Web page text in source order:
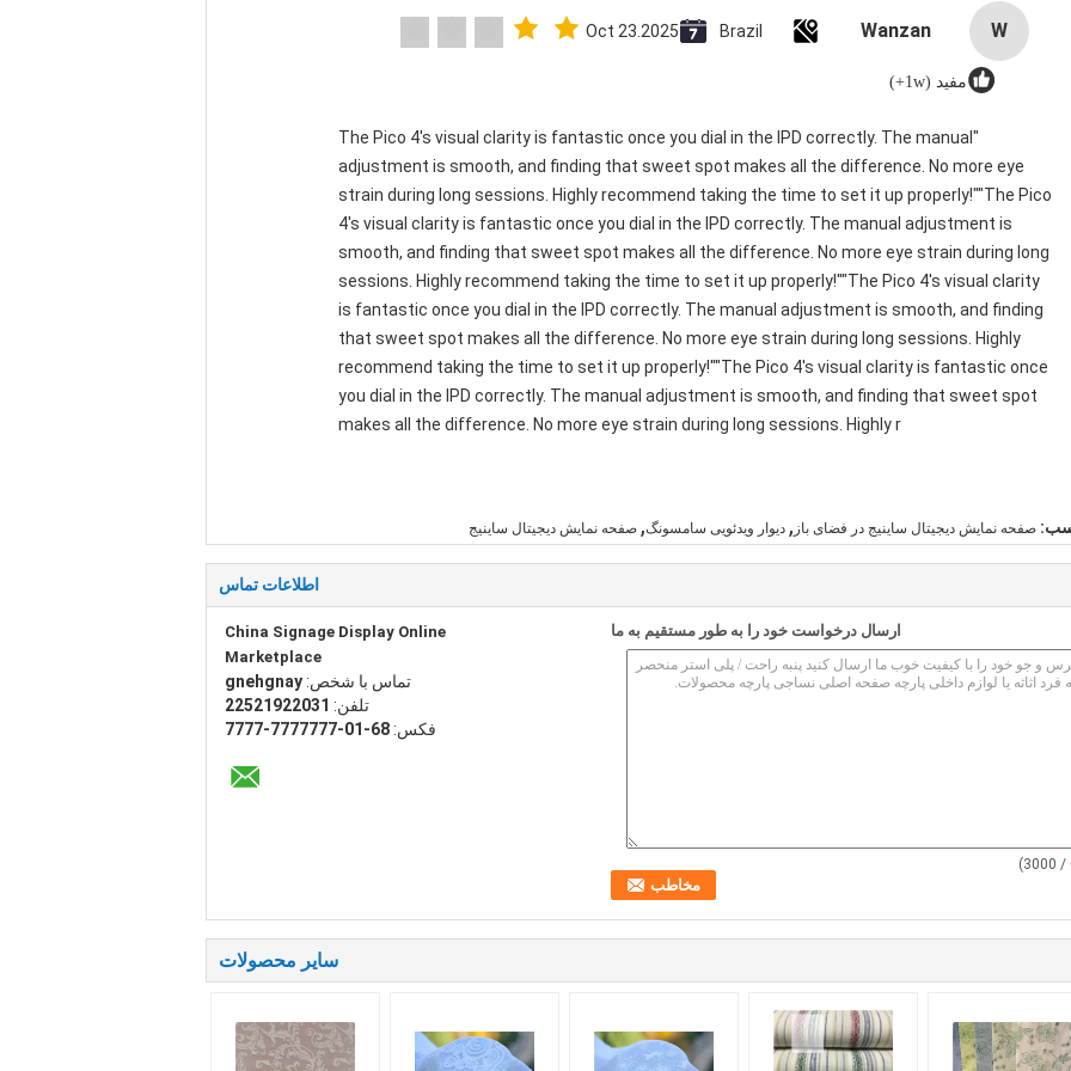
W
Wanzan
Brazil
Oct 23.2025
مفید (1w+)
"The Pico 4's visual clarity is fantastic once you dial in the IPD correctly. The manual
adjustment is smooth, and finding that sweet spot makes all the difference. No more eye
strain during long sessions. Highly recommend taking the time to set it up properly!""The Pico
4's visual clarity is fantastic once you dial in the IPD correctly. The manual adjustment is
smooth, and finding that sweet spot makes all the difference. No more eye strain during long
sessions. Highly recommend taking the time to set it up properly!""The Pico 4's visual clarity
is fantastic once you dial in the IPD correctly. The manual adjustment is smooth, and finding
that sweet spot makes all the difference. No more eye strain during long sessions. Highly
recommend taking the time to set it up properly!""The Pico 4's visual clarity is fantastic once
you dial in the IPD correctly. The manual adjustment is smooth, and finding that sweet spot
makes all the difference. No more eye strain during long sessions. Highly r
صفحه نمایش دیجیتال ساینیج در فضای باز , دیوار ویدئویی سامسونگ, صفحه نمایش دیجیتال ساینیج
اطلاعات تماس
China Signage Display Online
Marketplace
تماس با شخص: yangheng
تلفن: 13022912522
فکس: 86-10-7777777-7777
ارسال درخواست خود را به طور مستقیم به ما
/ 3000)
سایر محصولات